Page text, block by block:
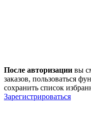
После авторизации вы
заказов, пользоваться
сохранить список
Зарегистрироваться